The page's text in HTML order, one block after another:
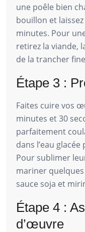
une poêle bien
bouillon et
minutes. Pour
retirez la viande,
de la trancher
Étape 3 :
Faites cuire vos
minutes et 30
parfaitement
dans l’eau
Pour sublimer
mariner
sauce soja et
Étape 4 :
d’œuvre